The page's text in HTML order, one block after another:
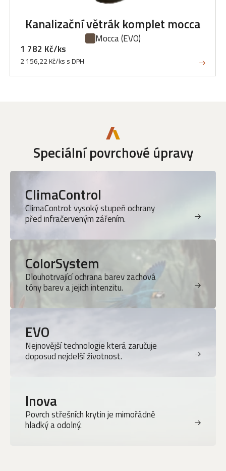
Kanalizační větrák komplet mocca
Mocca(EVO)
1 782 Kč/ks
2 156,22 Kč/ks s DPH
Speciální povrchové úpravy
ClimaControl
ClimaControl: vysoký stupeň ochrany
před infračerveným zářením.
ColorSystem
Dlouhotrvající ochrana barev zachová
tóny barev a jejich intenzitu.
EVO
Nejnovější technologie která zaručuje
doposud nejdelší životnost.
Inova
Povrch střešních krytin je mimořádně
hladký a odolný.